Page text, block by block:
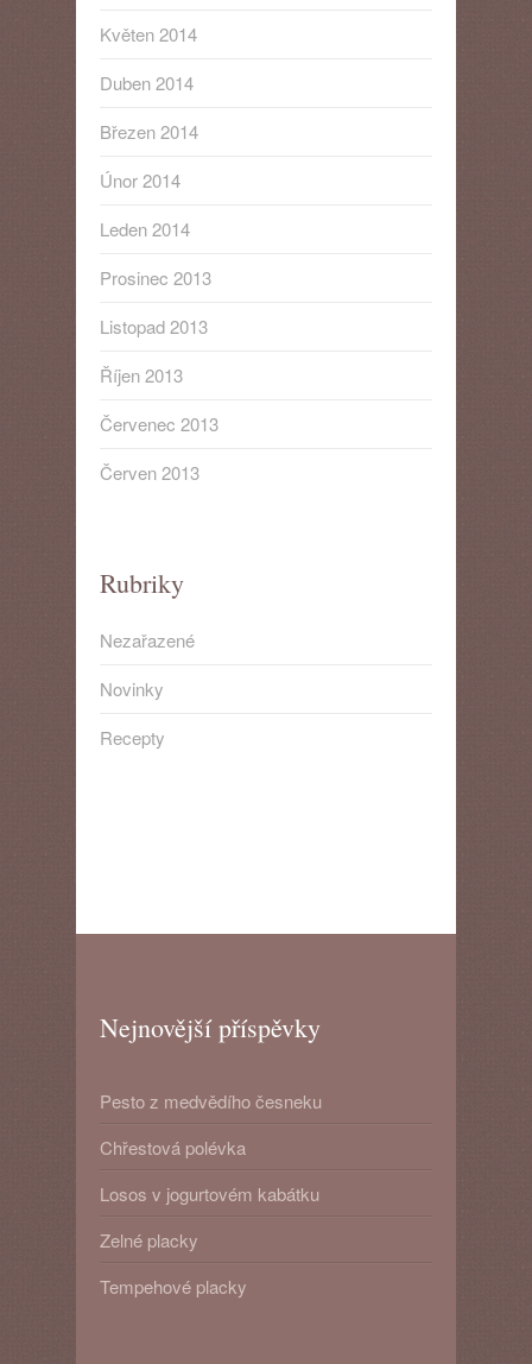
Květen 2014
Duben 2014
Březen 2014
Únor 2014
Leden 2014
Prosinec 2013
Listopad 2013
Říjen 2013
Červenec 2013
Červen 2013
Rubriky
Nezařazené
Novinky
Recepty
Nejnovější příspěvky
Pesto z medvědího česneku
Chřestová polévka
Losos v jogurtovém kabátku
Zelné placky
Tempehové placky